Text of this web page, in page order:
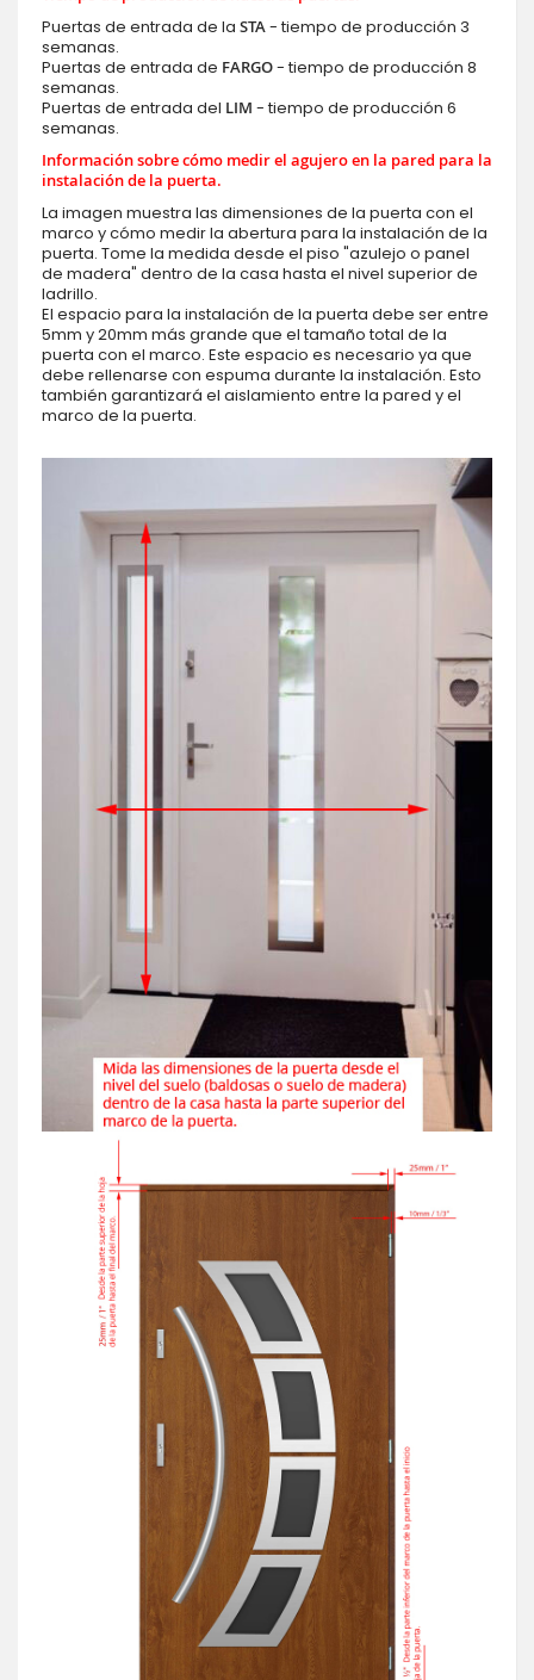
Puertas de entrada de la STA- tiempo de producción 3
semanas.
Puertas de entrada de FARGO- tiempo de producción 8
semanas.
Puertas de entrada del LIM - tiempo de producción 6
semanas.
Información sobre cómo medir el agujero en la pared para la
instalación de la puerta.
La imagen muestra las dimensiones de la puerta con el
marco y cómo medir la abertura para la instalación de la
puerta. Tome la medida desde el piso "azulejo o panel
de madera" dentro de la casa hasta el nivel superior de
ladrillo.
El espacio para la instalación de la puerta debe ser entre
5mm y 20mm más grande que el tamaño total de la
puerta con el marco. Este espacio es necesario ya que
debe rellenarse con espuma durante la instalación. Esto
también garantizará el aislamiento entre la pared y el
marco de la puerta.